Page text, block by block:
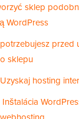
sklep
WordPress
przed
sklepu
hosting